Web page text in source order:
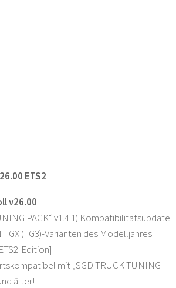
ETS2
v26.00
PACK“ v1.4.1) Kompatibilitätsupdate
(TG3)-Varianten des Modelljahres
Edition]
mit „SGD TRUCK TUNING
älter!